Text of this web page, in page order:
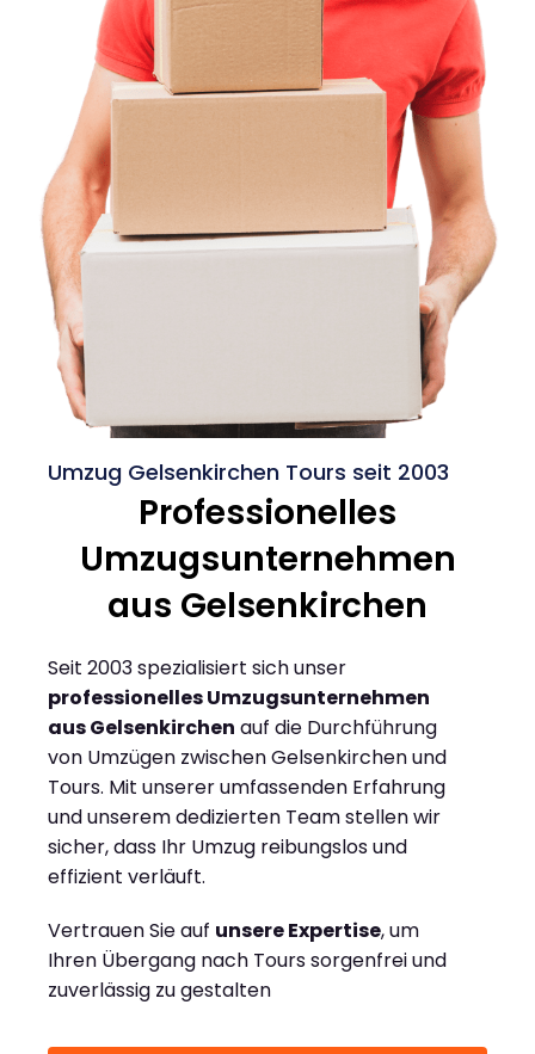
Umzug Gelsenkirchen Tours seit 2003
Professionelles
Umzugsunternehmen
aus Gelsenkirchen
Seit 2003 spezialisiert sich unser
professionelles Umzugsunternehmen
aus Gelsenkirchen auf die Durchführung
von Umzügen zwischen Gelsenkirchen und
Tours. Mit unserer umfassenden Erfahrung
und unserem dedizierten Team stellen wir
sicher, dass Ihr Umzug reibungslos und
effizient verläuft.
Vertrauen Sie auf unsere Expertise, um
Ihren Übergang nach Tours sorgenfrei und
zuverlässig zu gestalten